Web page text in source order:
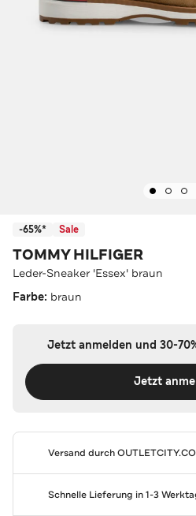
-65%* Sale
TOMMY HILFIGER
Leder-Sneaker 'Essex' braun
Farbe: braun
Jetzt anmelden und 30-
Jetzt
Versand durch
Schnelle Lieferung in 1-3